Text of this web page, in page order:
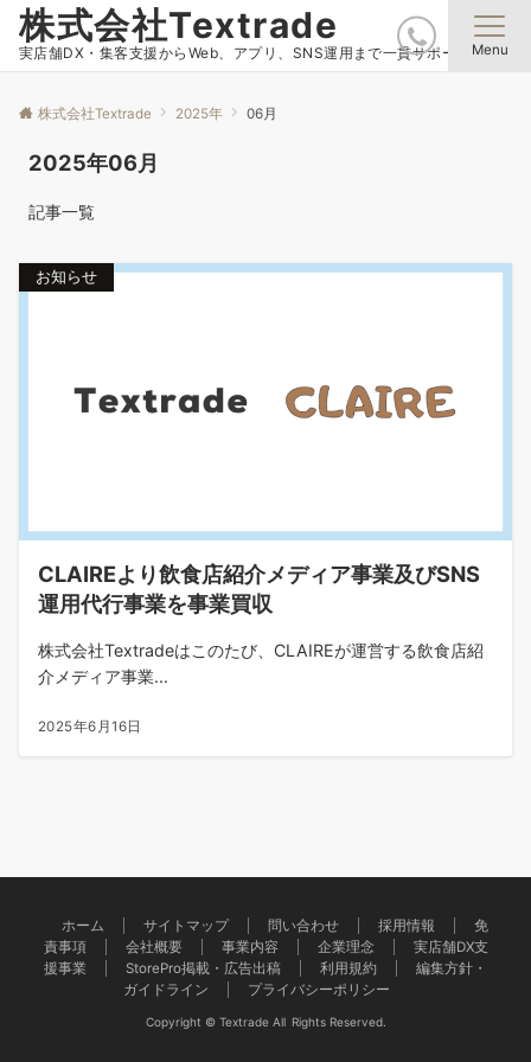
株式会社Textrade
実店舗DX・集客支援からWeb、アプリ、SNS運用まで一貫サポート Menu
株式会社Textrade 2025年 06月
2025年06月
記事一覧
お知らせ
CLAIREより飲食店紹介メディア事業及びSNS
運用代行事業を事業買収
株式会社Textradeはこのたび、CLAIREが運営する飲食店紹
介メディア事業...
2025年6月16日
ホーム サイトマップ 問い合わせ 採用情報
免
責事項
会社概要 事業内容 企業理念
実店舗DX支
援事業
StorePro掲載・広告出稿 利用規約
編集方針・
ガイドライン
プライバシーポリシー
Copyright © Textrade All Rights Reserved.